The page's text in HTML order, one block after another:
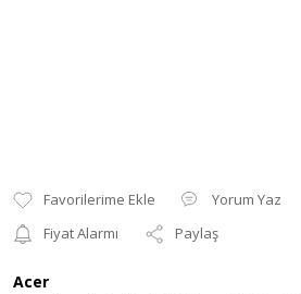
Yorum Yaz
Fiyat Alarmı
Paylaş
Acer